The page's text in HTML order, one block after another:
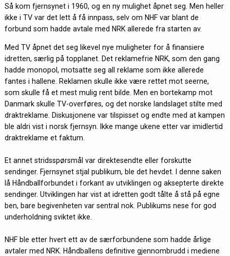
Så kom fjernsynet i 1960, og en ny mulighet åpnet seg. Men heller
ikke i TV var det lett å få innpass, selv om NHF var blant de
forbund som hadde avtale med NRK allerede fra starten av.
Med TV åpnet det seg likevel nye muligheter for å finansiere
idretten, særlig på topplanet. Det reklamefrie NRK, som den gang
hadde monopol, motsatte seg all reklame som ikke allerede
fantes i hallene. Reklamen skulle ikke være rettet mot seerne,
som skulle få et mest mulig rent bilde. Men en bortekamp mot
Danmark skulle TV-overføres, og det norske landslaget stilte med
draktreklame. Diskusjonene var tilspisset og endte med at kampen
ble aldri vist i norsk fjernsyn. Ikke mange ukene etter var imidlertid
draktreklame et faktum.
Et annet stridsspørsmål var direktesendte eller forskutte
sendinger. Fjernsynet stjal publikum, ble det hevdet. I denne saken
lå Håndballforbundet i forkant av utviklingen og aksepterte direkte
sendinger. Utviklingen har vist at idretten godt tålte å stå på egne
ben, bare begivenheten var sentral nok. Publikums nese for god
underholdning sviktet ikke.
NHF ble etter hvert ett av de særforbundene som hadde årlige
avtaler med NRK. Håndballens definitive gjennombrudd i mediene